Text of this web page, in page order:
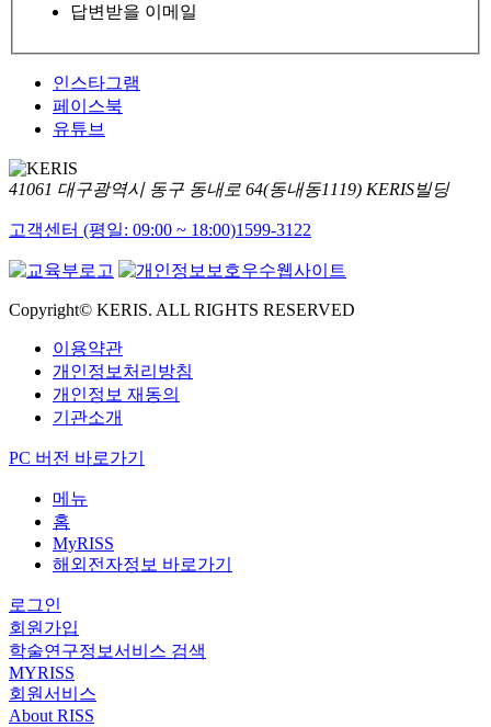
답변받을 이메일
인스타그램
페이스북
유튜브
41061 대구광역시 동구 동내로 64(동내동1119) KERIS빌딩
고객센터 (평일: 09:00 ~ 18:00)1599-3122
Copyright© KERIS. ALL RIGHTS RESERVED
이용약관
개인정보처리방침
개인정보 재동의
기관소개
PC 버전 바로가기
메뉴
홈
MyRISS
해외전자정보 바로가기
로그인
회원가입
학술연구정보서비스 검색
MYRISS
회원서비스
About RISS